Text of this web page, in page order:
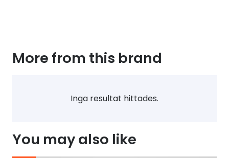
More from this brand
Inga resultat hittades.
You may also like